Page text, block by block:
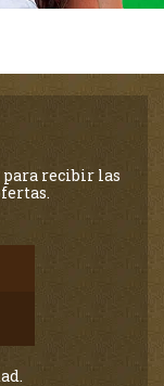
para recibir las